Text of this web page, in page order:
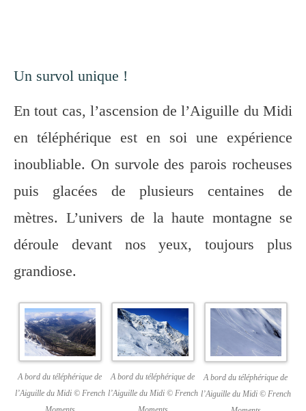
Un survol unique !
En tout cas, l’ascension de l’Aiguille du Midi
en téléphérique est en soi une expérience
inoubliable. On survole des parois rocheuses
puis glacées de plusieurs centaines de
mètres. L’univers de la haute montagne se
déroule devant nos yeux, toujours plus
grandiose.
A bord du téléphérique de
l’Aiguille du Midi © French
A bord du téléphérique de
l’Aiguille du Midi © French
A bord du téléphérique de
l’Aiguille du Midi © French